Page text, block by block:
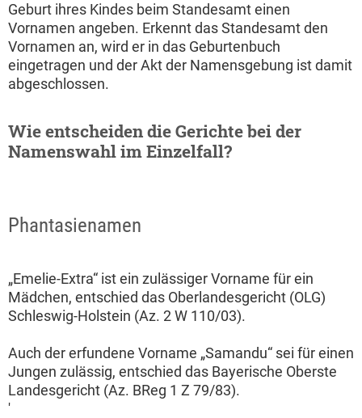
Geburt ihres Kindes beim Standesamt einen
Vornamen angeben. Erkennt das Standesamt den
Vornamen an, wird er in das Geburtenbuch
eingetragen und der Akt der Namensgebung ist damit
abgeschlossen.
Wie entscheiden die Gerichte bei der
Namenswahl im Einzelfall?
Phantasienamen
„Emelie-Extra“ ist ein zulässiger Vorname für ein
Mädchen, entschied das Oberlandesgericht (OLG)
Schleswig-Holstein (Az. 2 W 110/03).
Auch der erfundene Vorname „Samandu“ sei für einen
Jungen zulässig, entschied das Bayerische Oberste
Landesgericht (Az. BReg 1 Z 79/83).
'